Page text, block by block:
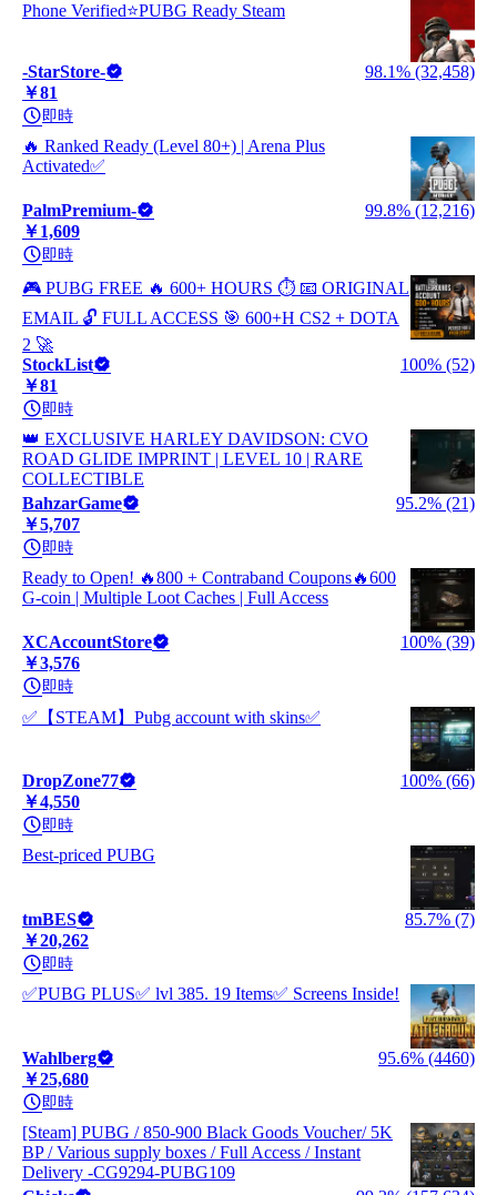
Phone Verified⭐️PUBG Ready Steam
-StarStore-
98.1% (32,458)
￥81
即時
🔥 Ranked Ready (Level 80+) | Arena Plus
Activated✅
PalmPremium-
99.8% (12,216)
￥1,609
即時
🎮 PUBG FREE 🔥 600+ HOURS ⏱️ 📧 ORIGINAL
EMAIL 🔓 FULL ACCESS 🎯 600+H CS2 + DOTA
2 🚀
StockList
100% (52)
￥81
即時
👑 EXCLUSIVE HARLEY DAVIDSON: CVO
ROAD GLIDE IMPRINT | LEVEL 10 | RARE
COLLECTIBLE
BahzarGame
95.2% (21)
￥5,707
即時
Ready to Open! 🔥800 + Contraband Coupons🔥600
G-coin | Multiple Loot Caches | Full Access
XCAccountStore
100% (39)
￥3,576
即時
✅【STEAM】Pubg account with skins✅
DropZone77
100% (66)
￥4,550
即時
Best-priced PUBG
tmBES
85.7% (7)
￥20,262
即時
✅PUBG PLUS✅ lvl 385. 19 Items✅ Screens Inside!
Wahlberg
95.6% (4460)
￥25,680
即時
[Steam] PUBG / 850-900 Black Goods Voucher/ 5K
BP / Various supply boxes / Full Access / Instant
Delivery -CG9294-PUBG109